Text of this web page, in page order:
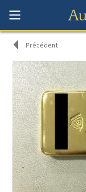
Précédent